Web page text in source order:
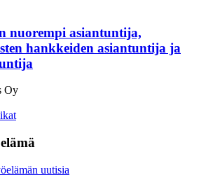
nuorempi asiantuntija,
hankkeiden asiantuntija ja
Oy
uutisia